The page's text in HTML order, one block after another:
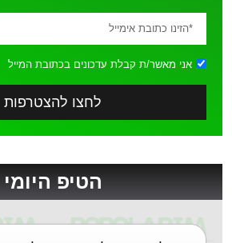
אני מאשר/ת קבלת עדכונים בכתובת המייל
לחצו להצטרפות
הטיפ היומי